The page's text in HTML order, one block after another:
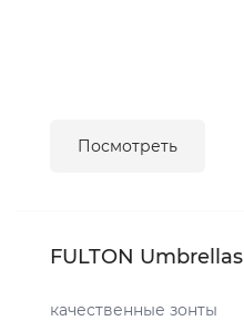
Посмотреть
FULTON Umbrellas
качественные зонты